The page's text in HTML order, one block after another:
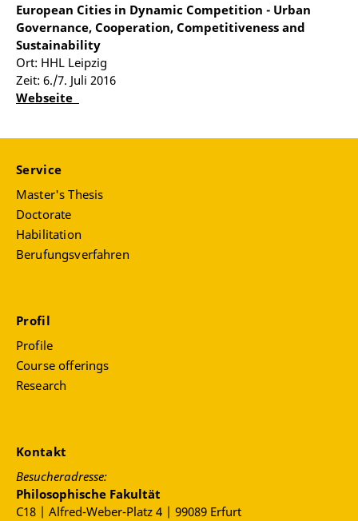
European Cities in Dynamic Competition - Urban
Governance, Cooperation, Competitiveness and
Sustainability
Ort: HHL Leipzig
Zeit: 6./7. Juli 2016
Webseite
Service
Master's Thesis
Doctorate
Habilitation
Berufungsverfahren
Profil
Profile
Course offerings
Research
Kontakt
Besucheradresse:
Philosophische Fakultät
C18 | Alfred-Weber-Platz 4 | 99089 Erfurt